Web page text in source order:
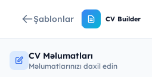
Şablonlar CV Builder
CV Məlumatları
Məlumatlarınızı daxil edin